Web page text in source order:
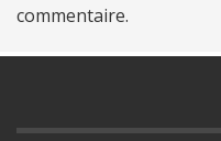
commentaire.